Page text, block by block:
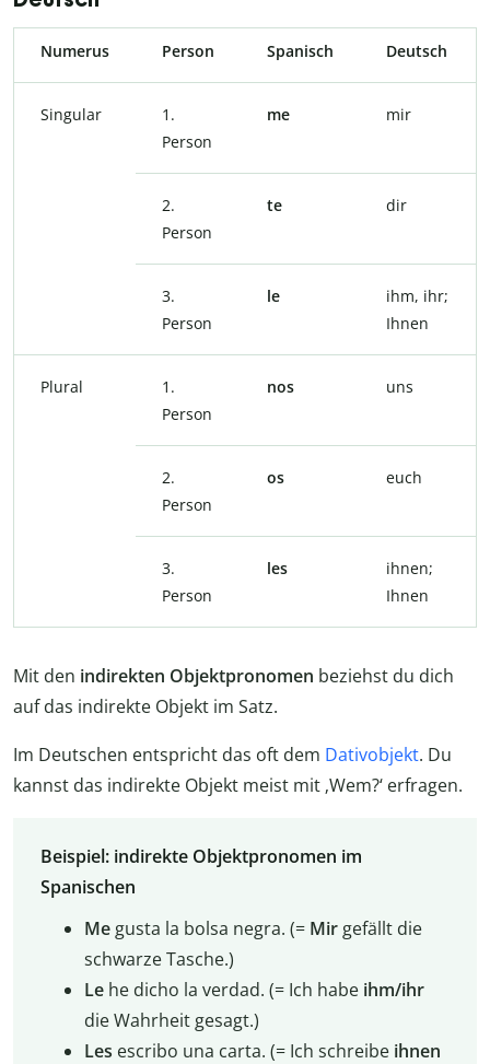
Numerus Person Spanisch Deutsch
Singular
1.
Person
me mir
2.
Person
te dir
3.
Person
le
ihm, ihr;
Ihnen
Plural
1.
Person
nos uns
2.
Person
os euch
3.
Person
les
ihnen;
Ihnen
Mit den indirekten Objektpronomen beziehst du dich
auf das indirekte Objekt im Satz.
Im Deutschen entspricht das oft dem Dativobjekt. Du
kannst das indirekte Objekt meist mit ‚Wem?‘ erfragen.
Beispiel: indirekte Objektpronomen im
Spanischen
Me gusta la bolsa negra. (= Mir gefällt die
schwarze Tasche.)
Le he dicho la verdad. (= Ich habe ihm/ihr
die Wahrheit gesagt.)
Les escribo una carta. (= Ich schreibe ihnen